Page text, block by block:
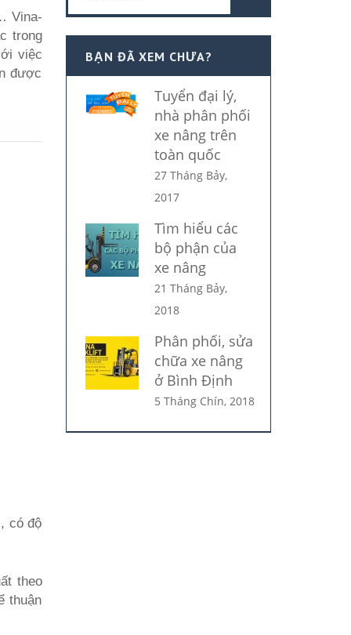
Vina-
trong
việc
được
có độ
theo
thuận
BẠN ĐÃ XEM CHƯA?
Tuyển đại lý,
nhà phân phối
xe nâng trên
toàn quốc
27 Tháng Bảy,
2017
Tìm hiểu các
bộ phận của
xe nâng
21 Tháng Bảy,
2018
Phân phối, sửa
chữa xe nâng
ở Bình Định
5 Tháng Chín, 2018